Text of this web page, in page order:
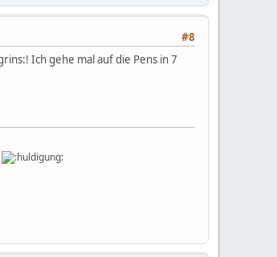
#8
! Ich gehe mal auf die Pens in 7